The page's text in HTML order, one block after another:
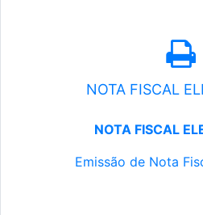
NOTA FISCAL
NOTA FISCAL
Emissão de Nota